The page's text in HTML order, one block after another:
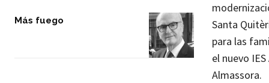
Más fuego
Santa
para las
el nuevo
Almassora.